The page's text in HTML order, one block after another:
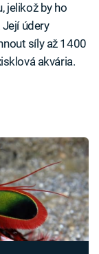
jelikož by ho
údery
síly až 1400
akvária.